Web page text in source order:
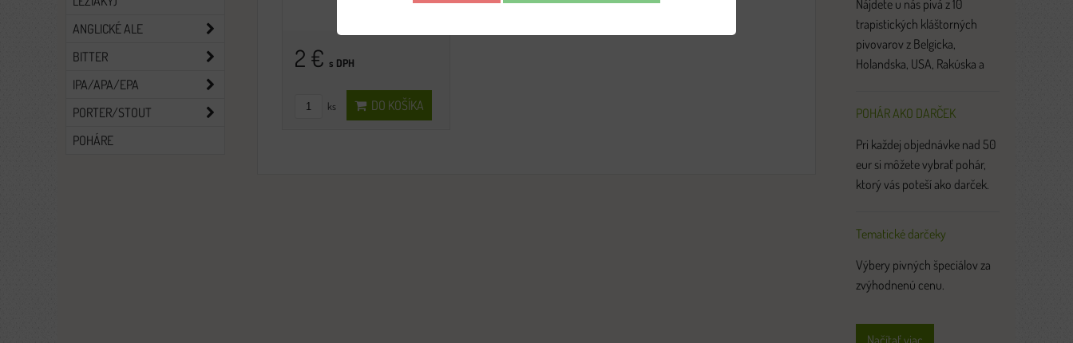
2 € s DPH
ks DO KOŠÍKA
ANGLICKÉ ALE
BITTER
IPA/APA/EPA
PORTER/STOUT
POHÁRE
Nájdete u nás pivá z 10
trapistických kláštorných
pivovarov z Belgicka,
Holandska, USA, Rakúska a
POHÁR AKO DARČEK
Pri každej objednávke nad 50
eur si môžete vybrať pohár,
ktorý vás poteší ako darček.
Tematické darčeky
Výbery pivných špeciálov za
zvýhodnenú cenu.
Načítať viac